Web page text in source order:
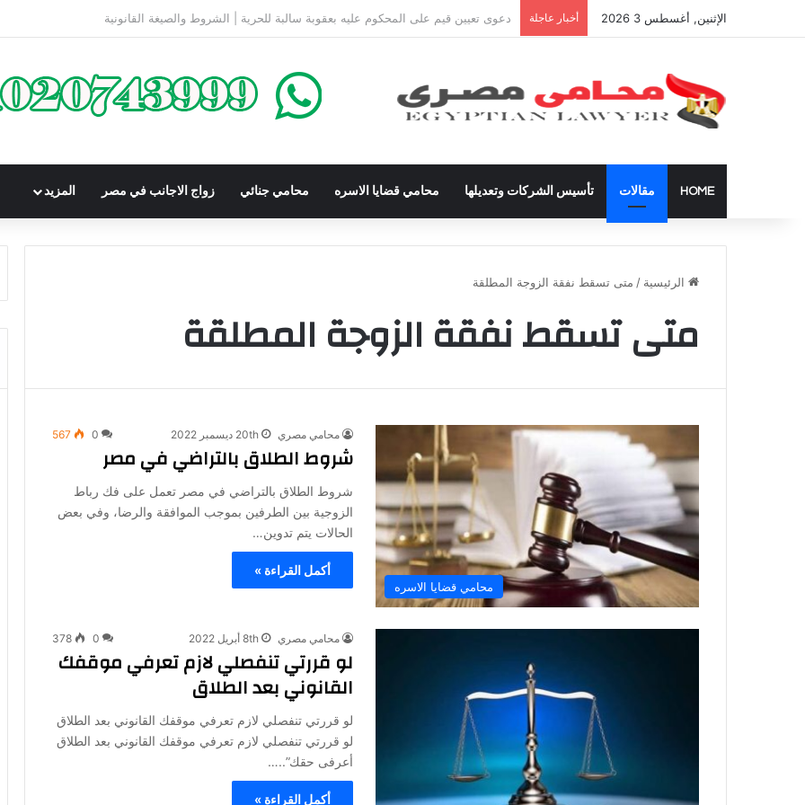
الإثنين, أغسطس 3 2026 أخبار عاجلة شراء العقارات داخل الكومباوندات تحت الإنشاء | أهم البنود التي تحمي المشتري في القانون المصري
HOME مقالات تأسيس الشركات وتعديلها محامي قضايا الاسره محامي جنائي زواج الاجانب في مصر المزيد
الرئيسية / متى تسقط نفقة الزوجة المطلقة
متى تسقط نفقة الزوجة المطلقة
محامي قضايا الاسره
محامي مصري 20th ديسمبر 2022 0
567
شروط الطلاق بالتراضي في مصر
شروط الطلاق بالتراضي في مصر تعمل على فك رباط
الزوجية بين الطرفين بموجب الموافقة والرضا، وفي بعض
الحالات يتم تدوين…
أكمل القراءة »
محامي مصري 8th أبريل 2022 0
378
لو قررتي تنفصلي لازم تعرفي موقفك
القانوني بعد الطلاق
لو قررتي تنفصلي لازم تعرفي موقفك القانوني بعد الطلاق
لو قررتي تنفصلي لازم تعرفي موقفك القانوني بعد الطلاق
أعرفى حقك”..…
أكمل القراءة »